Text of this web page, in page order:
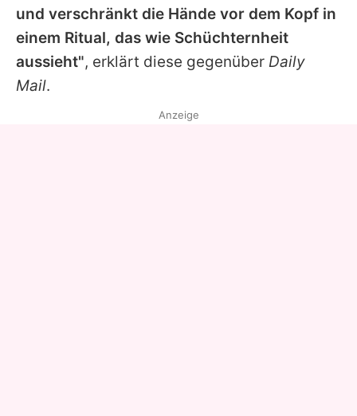
und verschränkt die Hände vor dem Kopf in
einem Ritual, das wie Schüchternheit
aussieht", erklärt diese gegenüber Daily
Mail.
Anzeige